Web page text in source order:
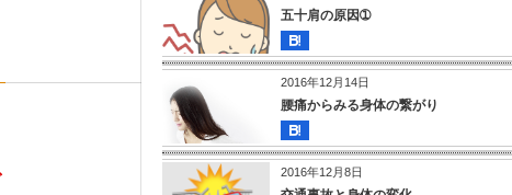
五十肩の原因➀
2016年12月14日
腰痛からみる身体の繋がり
2016年12月8日